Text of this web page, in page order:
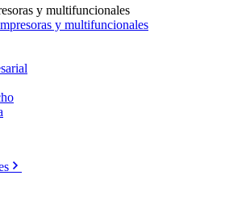
y multifuncionales
y multifuncionales